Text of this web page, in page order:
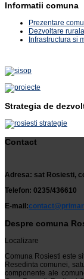
Informatii comuna
Prezentare
Dezvoltare rurala
Infrastructura si
Strategia de
Contact
Adresa: sat Rosiesti,
Telefon: 0235/436610
E-mail:
Despre comuna
Localizare
Comuna Rosiesti este
Resedinta comunei,
componente ale